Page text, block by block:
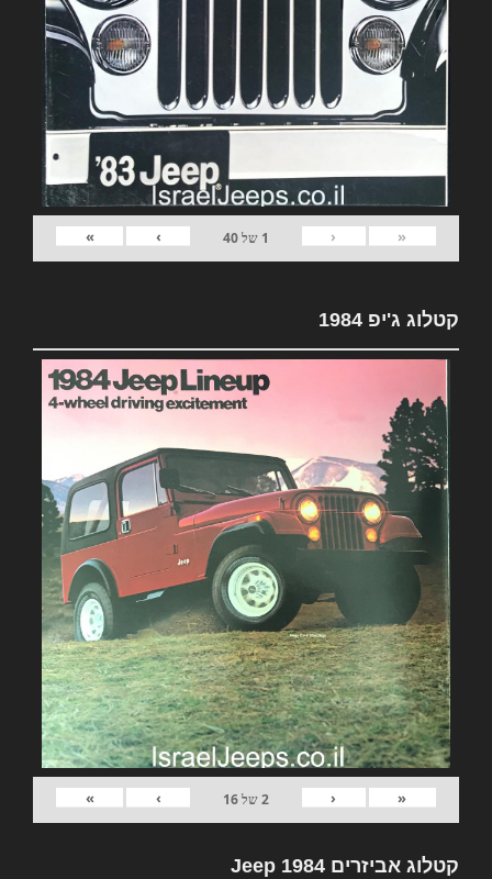
«
‹
1 של40
›
»
קטלוג ג'יפ 1984
«
‹
2של16
›
»
קטלוג אביזרים Jeep 1984